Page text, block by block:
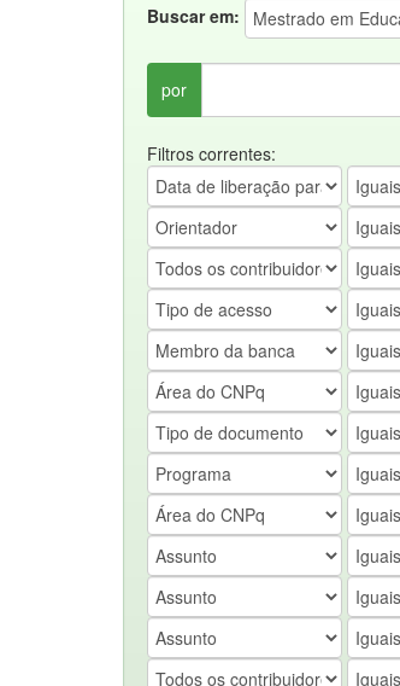
Buscar em:
por
Filtros correntes: